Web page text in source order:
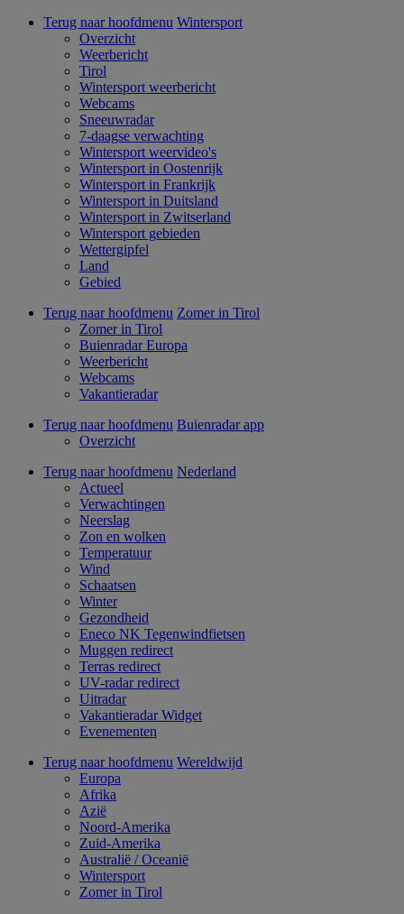
Terug naar hoofdmenu Wintersport
Overzicht
Weerbericht
Tirol
Wintersport weerbericht
Webcams
Sneeuwradar
7-daagse verwachting
Wintersport weervideo's
Wintersport in Oostenrijk
Wintersport in Frankrijk
Wintersport in Duitsland
Wintersport in Zwitserland
Wintersport gebieden
Wettergipfel
Land
Gebied
Terug naar hoofdmenu Zomer in Tirol
Zomer in Tirol
Buienradar Europa
Weerbericht
Webcams
Vakantieradar
Terug naar hoofdmenu Buienradar app
Overzicht
Terug naar hoofdmenu Nederland
Actueel
Verwachtingen
Neerslag
Zon en wolken
Temperatuur
Wind
Schaatsen
Winter
Gezondheid
Eneco NK Tegenwindfietsen
Muggen redirect
Terras redirect
UV-radar redirect
Uitradar
Vakantieradar Widget
Evenementen
Terug naar hoofdmenu Wereldwijd
Europa
Afrika
Azië
Noord-Amerika
Zuid-Amerika
Australië / Oceanië
Wintersport
Zomer in Tirol